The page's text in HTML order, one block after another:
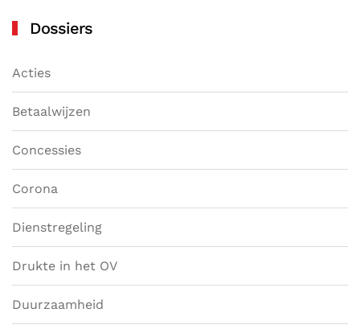
Dossiers
Acties
Betaalwijzen
Concessies
Corona
Dienstregeling
Drukte in het OV
Duurzaamheid